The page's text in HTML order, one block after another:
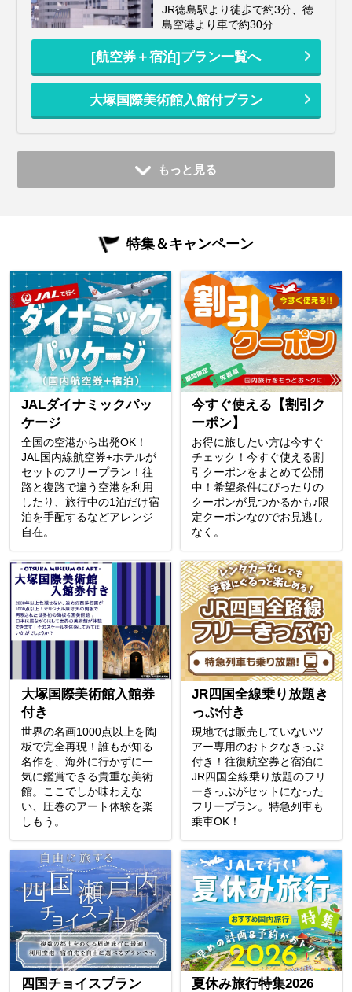
JR徳島駅より徒歩で約3分、徳
島空港より車で約30分
[航空券＋宿泊]プラン一覧へ
大塚国際美術館入館付プラン
もっと見る
特集＆キャンペーン
JALダイナミックパッ
ケージ
全国の空港から出発OK！
JAL国内線航空券+ホテルが
セットのフリープラン！往
路と復路で違う空港を利用
したり、旅行中の1泊だけ宿
泊を手配するなどアレンジ
自在。
今すぐ使える【割引ク
ーポン】
お得に旅したい方は今すぐ
チェック！今すぐ使える割
引クーポンをまとめて公開
中！希望条件にぴったりの
クーポンが見つかるかも♪限
定クーポンなのでお見逃し
なく。
大塚国際美術館入館券
付き
世界の名画1000点以上を陶
板で完全再現！誰もが知る
名作を、海外に行かずに一
気に鑑賞できる貴重な美術
館。ここでしか味わえな
い、圧巻のアート体験を楽
しもう。
JR四国全線乗り放題き
っぷ付き
現地では販売していないツ
アー専用のおトクなきっぷ
付き！往復航空券と宿泊に
JR四国全線乗り放題のフリ
ーきっぷがセットになった
フリープラン。特急列車も
乗車OK！
四国チョイスプラン 夏休み旅行特集2026